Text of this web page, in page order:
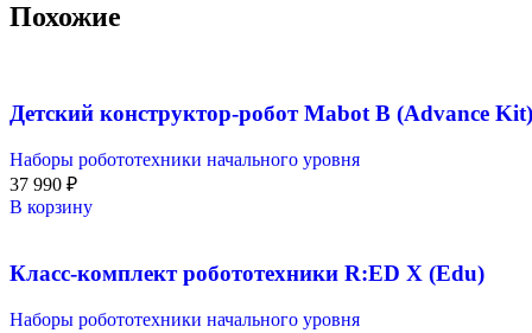
Похожие
Детский конструктор-робот Mabot B (Advance Kit)
Наборы робототехники начального уровня
37 990 ₽
В корзину
Класс-комплект робототехники R:ED X (Edu)
Наборы робототехники начального уровня